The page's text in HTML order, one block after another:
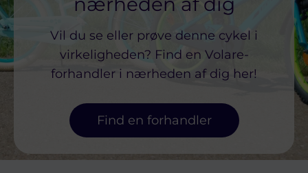
Vil du se eller prøve denne cykel i
virkeligheden? Find en Volare-
forhandler i nærheden af ​​dig her!
Find en forhandler